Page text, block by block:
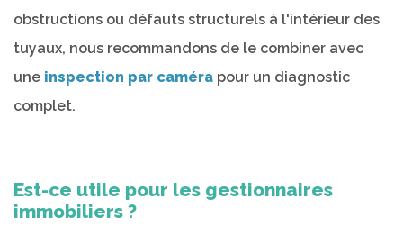
obstructions ou défauts structurels à l'intérieur des
tuyaux, nous recommandons de le combiner avec
une inspection par caméra pour un diagnostic
complet.
Est-ce utile pour les gestionnaires
immobiliers ?